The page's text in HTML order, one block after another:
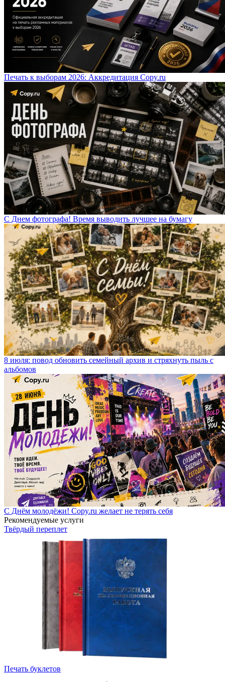
Печать к выборам 2026: Аккредитация Copy.ru
С Днем фотографа! Время выводить лучшее на бумагу
8 июля: повод обновить семейный архив и стряхнуть пыль с
альбомов
С Днём молодёжи! Copy.ru желает не терять себя
Рекомендуемые услуги
Твёрдый переплет
Печать буклетов